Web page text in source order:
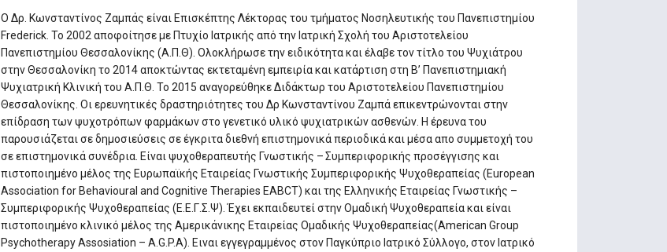
Ο Δρ. Κωνσταντίνος Ζαμπάς είναι Επισκέπτης Λέκτορας του τμήματος Νοσηλευτικής του Πανεπιστημίου
Frederick. Το 2002 αποφοίτησε με Πτυχίο Ιατρικής από την Ιατρική Σχολή του Αριστοτελείου
Πανεπιστημίου Θεσσαλονίκης (Α.Π.Θ). Ολοκλήρωσε την ειδικότητα και έλαβε τον τίτλο του Ψυχιάτρου
στην Θεσσαλονίκη το 2014 αποκτώντας εκτεταμένη εμπειρία και κατάρτιση στη Β’ Πανεπιστημιακή
Ψυχιατρική Κλινική του Α.Π.Θ. Το 2015 αναγορεύθηκε Διδάκτωρ του Αριστοτελείου Πανεπιστημίου
Θεσσαλονίκης. Οι ερευνητικές δραστηριότητες του Δρ Κωνσταντίνου Ζαμπά επικεντρώνονται στην
επίδραση των ψυχοτρόπων φαρμάκων στο γενετικό υλικό ψυχιατρικών ασθενών. Η έρευνα του
παρουσιάζεται σε δημοσιεύσεις σε έγκριτα διεθνή επιστημονικά περιοδικά και μέσα απο συμμετοχή του
σε επιστημονικά συνέδρια. Είναι ψυχοθεραπευτής Γνωστικής – Συμπεριφορικής προσέγγισης και
πιστοποιημένο μέλος της Ευρωπαϊκής Εταιρείας Γνωστικής Συμπεριφορικής Ψυχοθεραπείας (European
Association for Behavioural and Cognitive Therapies EABCT) και της Ελληνικής Εταιρείας Γνωστικής –
Συμπεριφορικής Ψυχοθεραπείας (E.E.Γ.Σ.Ψ). Έχει εκπαιδευτεί στην Ομαδική Ψυχοθεραπεία και είναι
πιστοποιημένο κλινικό μέλος της Αμερικάνικης Εταιρείας Ομαδικής Ψυχοθεραπείας(American Group
Psychotherapy Assosiation – Α.G.P.Α). Ειναι εγγεγραμμένος στον Παγκύπριο Ιατρικό Σύλλογο, στον Ιατρικό